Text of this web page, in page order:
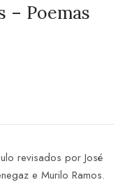
– Poemas
revisados por José
e Murilo Ramos.